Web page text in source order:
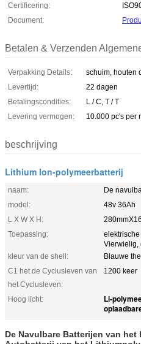
Certificering:
Document:
Betalen & Verzenden
Verpakking Details:
schuim, houten
Levertijd:
22 dagen
Betalingscondities:
L / C, T / T
Levering vermogen:
10.000 pc's per
beschrijving
Lithium Ion-polymeerbatterij
naam:
De
model:
48v 36Ah
L X W X H:
Toepassing:
Vierwielig,
kleur van de shell:
Blauwe
C1 het de Cyclusleven van
het Cyclusleven:
1200 keer
Hoog licht: Li-
De Navulbare Batterijen van